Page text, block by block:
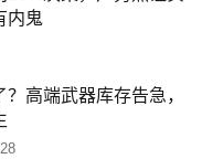
内鬼
高端武器库存告急，